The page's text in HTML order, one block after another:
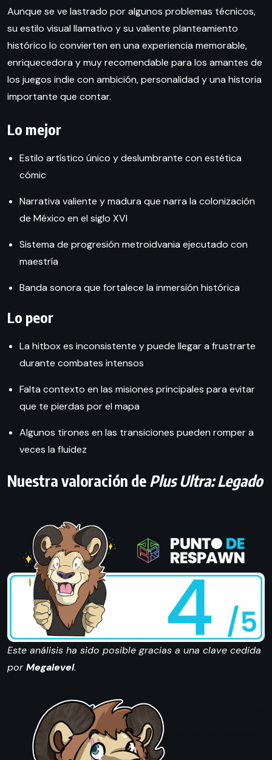
Aunque se ve lastrado por algunos problemas técnicos,
su estilo visual llamativo y su valiente planteamiento
histórico lo convierten en una experiencia memorable,
enriquecedora y muy recomendable para los amantes de
los juegos indie con ambición, personalidad y una historia
importante que contar.
Lo mejor
Estilo artístico único y deslumbrante con estética
cómic
Narrativa valiente y madura que narra la colonización
de México en el siglo XVI
Sistema de progresión metroidvania ejecutado con
maestría
Banda sonora que fortalece la inmersión histórica
Lo peor
La hitbox es inconsistente y puede llegar a frustrarte
durante combates intensos
Falta contexto en las misiones principales para evitar
que te pierdas por el mapa
Algunos tirones en las transiciones pueden romper a
veces la fluidez
Nuestra valoración dePlus Ultra: Legado
Este análisis ha sido posible gracias a una clave cedida
porMegalevel.